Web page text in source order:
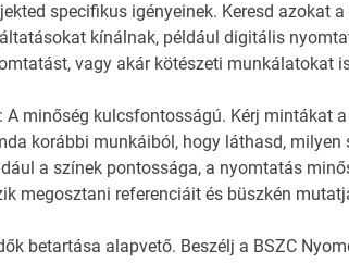
specifikus igényeinek. Keresd azokat
kínálnak, például digitális
vagy akár kötészeti munkálatokat
A minőség kulcsfontosságú. Kérj mintákat
korábbi munkáiból, hogy láthasd,
a színek pontossága, a nyomtatás
megosztani referenciáit és büszkén
betartása alapvető. Beszélj a BSZC